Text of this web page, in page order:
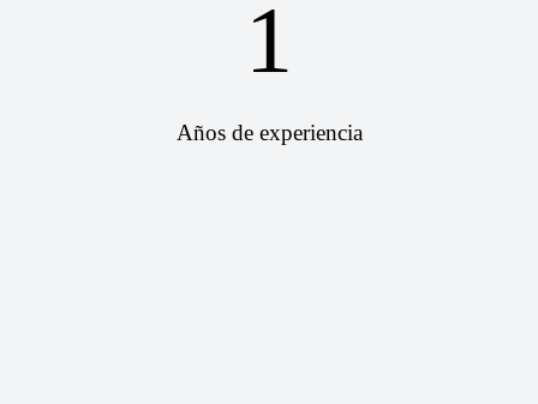
1
Años de experiencia